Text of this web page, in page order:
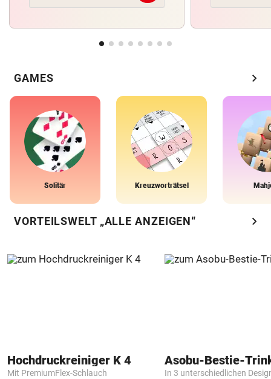
GAMES chevron_right
Solitär Kreuzworträtsel
VORTEILSWELT „ALLE ANZEIGEN“ chevron_right
Hochdruckreiniger K 4
Mit PremiumFlex-Schlauch
Asobu-Bestie-
In 3 unterschiedlichen